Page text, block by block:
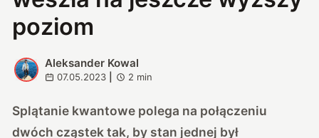
poziom
A
Aleksander Kowal
07.05.2023 2 min
Splątanie kwantowe polega na połączeniu
dwóch cząstek tak, by stan jednej był